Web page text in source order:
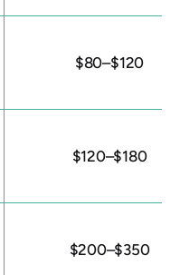
$80–$120
$120–$180
$200–$350